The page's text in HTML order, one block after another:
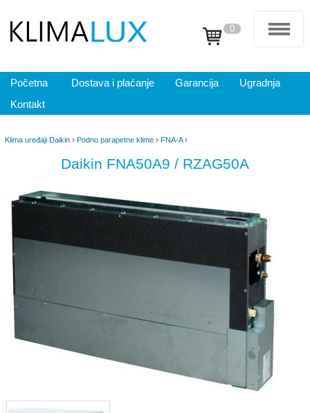
0
Početna Dostava i plaćanje Garancija
Ugradnja
Kontakt
Klima uređaji Daikin › Podno parapetne klime › FNA-A›
Daikin FNA50A9 / RZAG50A